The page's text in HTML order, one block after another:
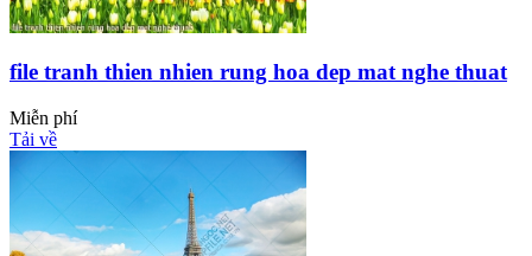
file tranh thien nhien rung hoa dep mat nghe thuat
Miễn phí
Tải về